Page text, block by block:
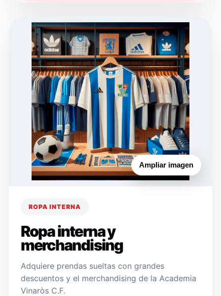
Ampliar imagen
ROPA INTERNA
Ropa interna y
merchandising
Adquiere prendas sueltas con grandes
descuentos y el merchandising de la Academia
Vinaròs C.F.